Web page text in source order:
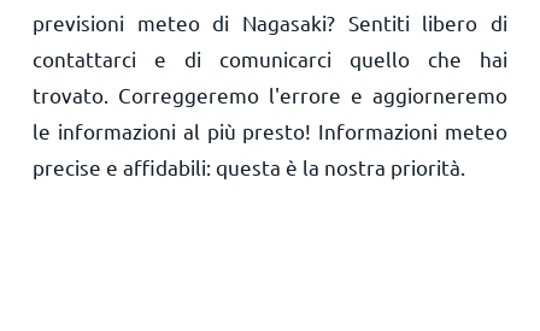
previsioni meteo di Nagasaki? Sentiti libero di
contattarci e di comunicarci quello che hai
trovato. Correggeremo l'errore e aggiorneremo
le informazioni al più presto! Informazioni meteo
precise e affidabili: questa è la nostra priorità.